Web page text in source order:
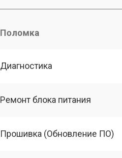
Поломка
Диагностика
Ремонт блока питания
Прошивка (Обновление ПО)